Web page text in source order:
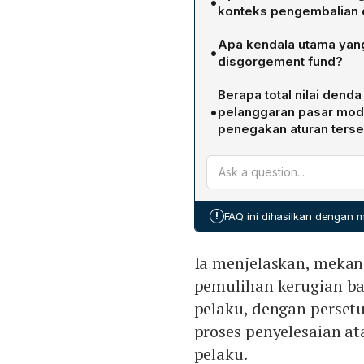
konteks pengembalian
Disgorgement fund
pemulihan kerugian bagi
pelanggaran dengan
settlement yang diajukan
dialokasikan kembali
pemasukan administratif
•Apa kendala utama
disgorgement fund?
Kendala utama terletak
Banyak aset yang
sehingga sulit dikonversi
berencana secara
diubah menjadi uang
•
Berapa total nilai
pelanggaran pasar
penegakan aturan
OJK telah mengenakan
terjerat kasus di pasar
terkait manipulasi pasar
menegakkan disiplin
! FAQ ini dihasilkan dengan
Ia menjelaskan,
pemulihan kerugian
pelaku, dengan
proses penyelesaian
pelaku.